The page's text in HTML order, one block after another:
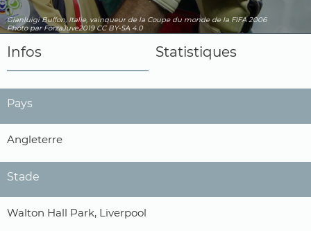
Gianluigi Buffon, Italie, vainqueur de la Coupe du monde de la FIFA 2006
Photo par ForzaJuve2019CC BY-SA 4.0
Infos Statistiques
Pays
Angleterre
Stade
Walton Hall Park, Liverpool